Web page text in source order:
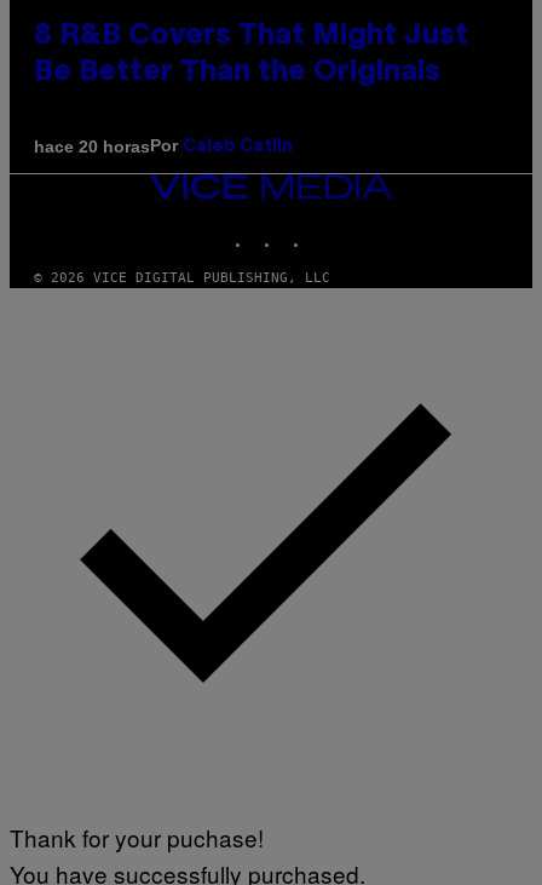
8 R&B Covers That Might Just
Be Better Than the Originals
hace 20 horasPor Caleb Catlin
VICE
© 2026 VICE DIGITAL PUBLISHING, LLC
Thank for your puchase!
You have successfully purchased.